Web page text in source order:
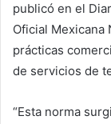
publicó en el
Oficial Mexicana
prácticas
de servicios de
“Esta norma